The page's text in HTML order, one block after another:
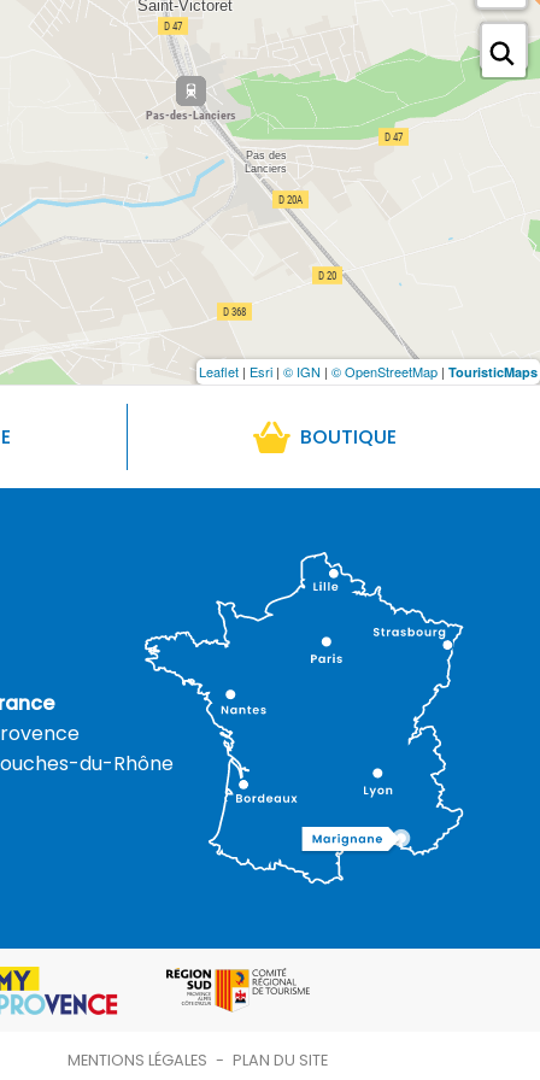
Leaflet | Esri | © IGN | © OpenStreetMap | TouristicMaps
BOUTIQUE
du-Rhône
MENTIONS LÉGALES - PLAN DU SITE